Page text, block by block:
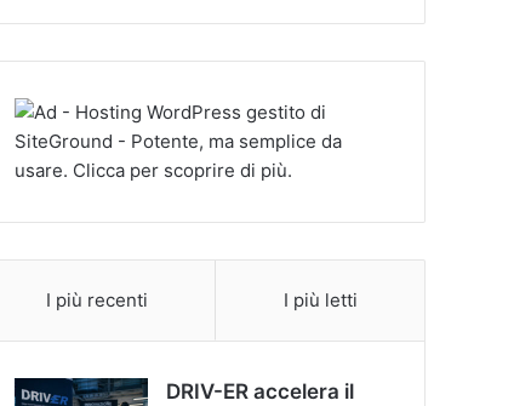
I più recenti I più letti
DRIV-ER accelera il